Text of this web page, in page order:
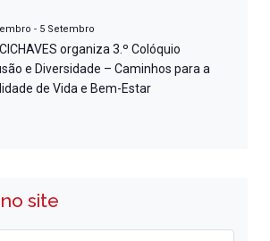
- 5 Setembro
organiza 3.º Colóquio
e Diversidade – Caminhos para a
de Vida e Bem-Estar
site